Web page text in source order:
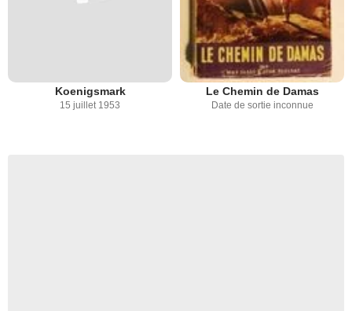
Koenigsmark
15 juillet 1953
Le Chemin de Damas
Date de sortie inconnue